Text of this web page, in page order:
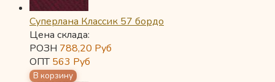
Суперлана Классик 57 бордо
Цена склада:
РОЗН 788,20 Руб
ОПТ563 Руб